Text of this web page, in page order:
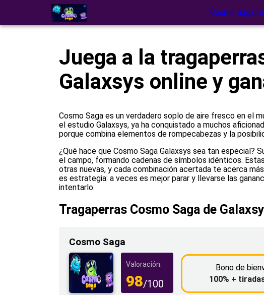
Cosmo Saga
Juega a la
Galaxsys online y
Cosmo Saga es un verdadero soplo de aire fresco en el
el estudio Galaxsys, ya ha conquistado a muchos
porque combina elementos de rompecabezas y la
¿Qué hace que Cosmo Saga Galaxsys sea tan especial?
el campo, formando cadenas de símbolos idénticos.
otras nuevas, y cada combinación acertada te acerca
es estrategia: a veces es mejor parar y llevarse las
intentarlo.
Tragaperras Cosmo Saga de
Cosmo Saga
Valoración:
98/100
Bono de
100% +